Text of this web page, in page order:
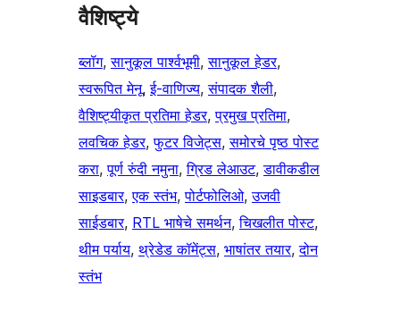
वैशिष्ट्ये
ब्लॉग, सानुकूल पार्श्वभूमी, सानुकूल हेडर
स्वरूपित मेनू, ई-वाणिज्य, संपादक शैली
वैशिष्ट्यीकृत प्रतिमा हेडर, प्रमुख प्रतिमा
लवचिक हेडर, फुटर विजेट्स, समोरचे पृष्ठ पोस्ट
करा, पूर्ण रुंदी नमुना, ग्रिड लेआउट, डावीकडील
साइडबार, एक स्तंभ, पोर्टफोलिओ, उजवी
साईडबार, RTL भाषेचे समर्थन, चिखलीत पोस्ट
थीम पर्याय, थ्रेडेड कॉमेंट्स, भाषांतर तयार, दोन
स्तंभ